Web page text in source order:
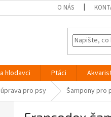
O NÁS
hlodavci Ptáci
pro psy Šampony pro